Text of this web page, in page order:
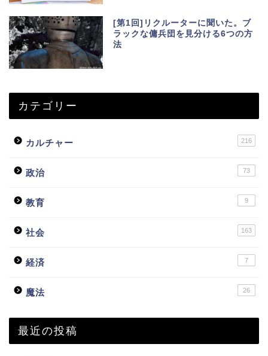
[第1回]リクルーターに聞いた。ブ
ラックな傭兵団を見分ける6つの方
法
カテゴリー
カルチャー 216
政治 73
教育 9
社会 163
経済 7
魔法 26
最近の投稿